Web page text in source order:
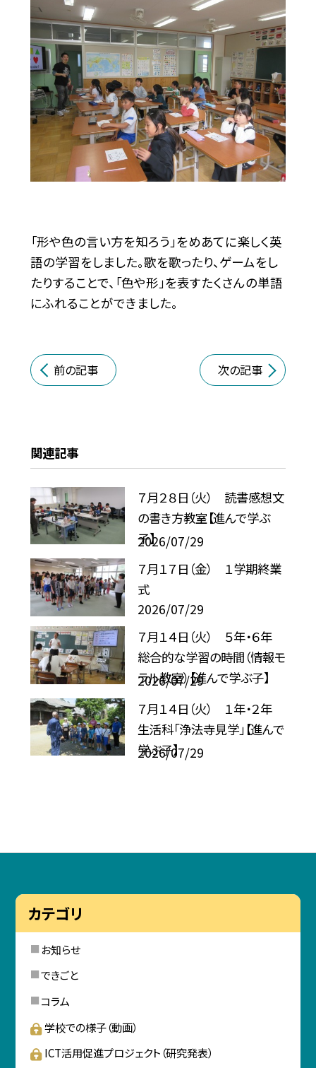
「形や色の言い方を知ろう」をめあてに楽しく英
語の学習をしました。歌を歌ったり、ゲームをし
たりすることで、「色や形」を表すたくさんの単語
にふれることができました。
前の記事 次の記事
関連記事
７月２８日（火） 読書感想文
の書き方教室【進んで学ぶ
子】
2026/07/29
７月１７日（金） １学期終業
式
2026/07/29
７月１４日（火） ５年・６年
総合的な学習の時間（情報モ
ラル教室）【進んで学ぶ子】
2026/07/29
７月１４日（火） １年・２年
生活科「浄法寺見学」【進んで
学ぶ子】
2026/07/29
カテゴリ
お知らせ
できごと
コラム
学校での様子（動画）
ICT活用促進プロジェクト（研究発表）